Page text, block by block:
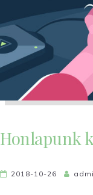
Honlapunk
2018-10-26